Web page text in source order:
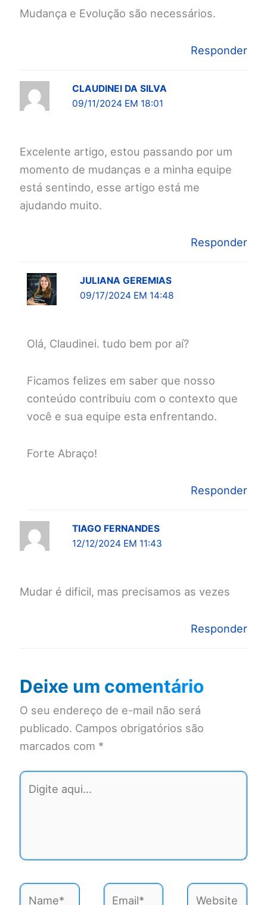
Mudança e Evolução são necessários.
Responder
CLAUDINEI DA SILVA
09/11/2024 EM 18:01
Excelente artigo, estou passando por um
momento de mudanças e a minha equipe
está sentindo, esse artigo está me
ajudando muito.
Responder
JULIANA GEREMIAS
09/17/2024 EM 14:48
Olá, Claudinei. tudo bem por aí?
Ficamos felizes em saber que nosso
conteúdo contribuiu com o contexto que
você e sua equipe esta enfrentando.
Forte Abraço!
Responder
TIAGO FERNANDES
12/12/2024 EM 11:43
Mudar é dificil, mas precisamos as vezes
Responder
Deixe um comentário
O seu endereço de e-mail não será
publicado. Campos obrigatórios são
marcados com *
Digite
aqui...
Name* Email* Website